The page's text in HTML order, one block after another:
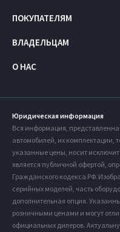
ПОКУПАТЕЛЯМ
ВЛАДЕЛЬЦАМ
О НАС
Юридическая информация
Вся информация,
автомобилей, их комплектации,
указанные цены, носит
является публичной офертой,
Гражданского кодекса РФ.
серийных моделей, часть
дополнительная опция.
розничными ценами и могут
официальных дилеров.